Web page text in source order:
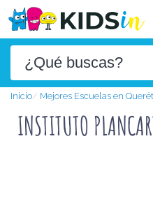
Inicio Mejores Escuelas en
INSTITUTO